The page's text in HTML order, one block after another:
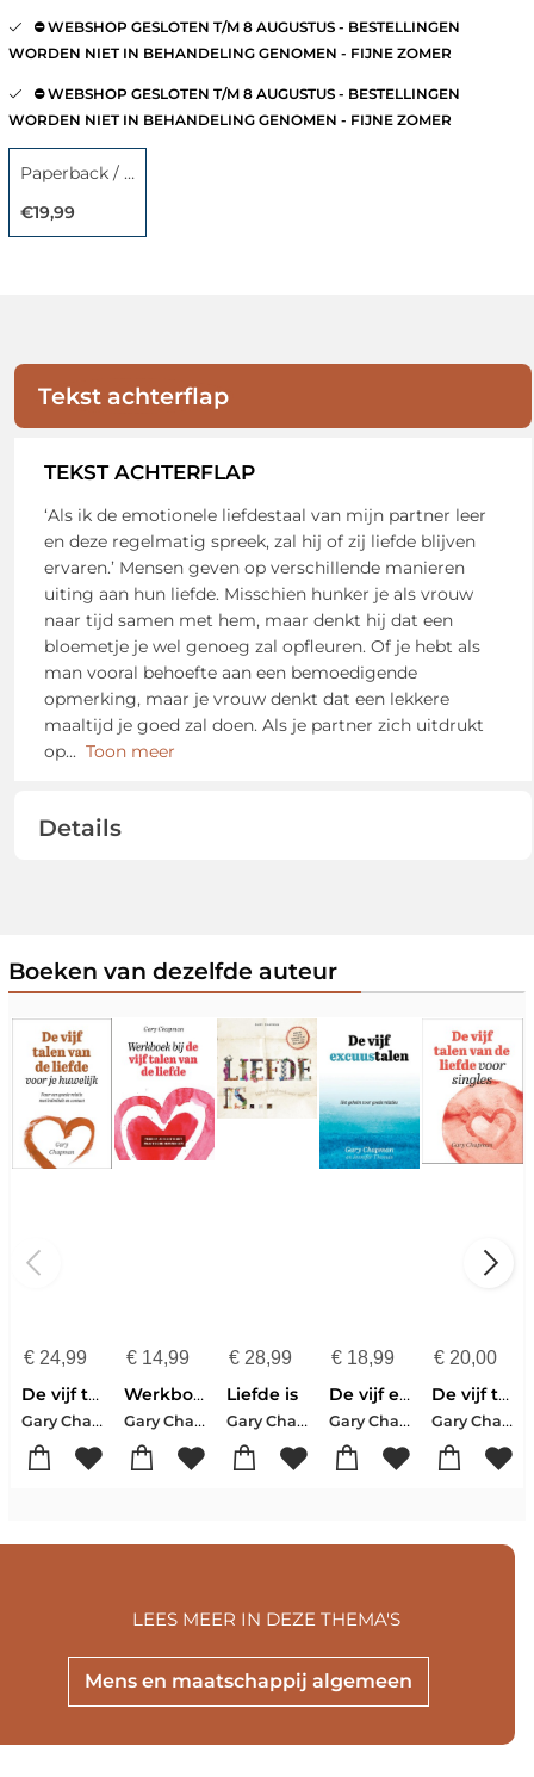
⛔️ WEBSHOP GESLOTEN T/M 8 AUGUSTUS - BESTELLINGEN
WORDEN NIET IN BEHANDELING GENOMEN - FIJNE ZOMER
⛔️ WEBSHOP GESLOTEN T/M 8 AUGUSTUS - BESTELLINGEN
WORDEN NIET IN BEHANDELING GENOMEN - FIJNE ZOMER
Paperback / softback
€19,99
Tekst achterflap
TEKST ACHTERFLAP
‘Als ik de emotionele liefdestaal van mijn partner leer
en deze regelmatig spreek, zal hij of zij liefde blijven
ervaren.’ Mensen geven op verschillende manieren
uiting aan hun liefde. Misschien hunker je als vrouw
naar tijd samen met hem, maar denkt hij dat een
bloemetje je wel genoeg zal opfleuren. Of je hebt als
man vooral behoefte aan een bemoedigende
opmerking, maar je vrouw denkt dat een lekkere
maaltijd je goed zal doen. Als je partner zich uitdrukt
op... Toon meer
Details
Boeken van dezelfde auteur
€24,99
De vijf talen van de liefde voor je huwelijk
Gary Chapman
€14,99
Werkboek bij de vijf talen van de liefde
Gary Chapman
€ 28,99
Liefde is
Gary Chapman
€ 18,99
De vijf excuustalen
Gary Chapman-Jennifer Thomas
€ 20,00
De vijf talen van de liefde voor singles
Gary Chapman
Mens en maatschappij algemeen
LEES MEER IN DEZE THEMA'S